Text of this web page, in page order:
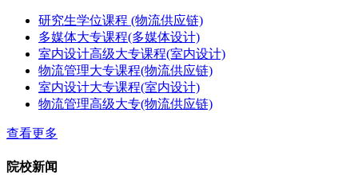
研究生学位课程 (物流供应链)
多媒体大专课程(多媒体设计)
室内设计高级大专课程(室内设计)
物流管理大专课程(物流供应链)
室内设计大专课程(室内设计)
物流管理高级大专(物流供应链)
查看更多
院校新闻